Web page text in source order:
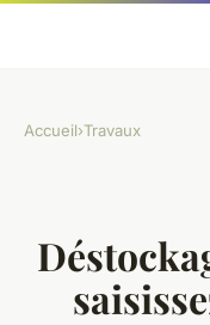
Accueil›Travaux